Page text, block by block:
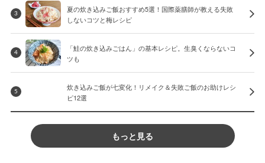
3
夏の炊き込みご飯おすすめ5選！国際薬膳師が教える失敗
しないコツと梅レシピ
4
「鮭の炊き込みごはん」の基本レシピ。生臭くならないコ
ツも
5
炊き込みご飯が七変化！リメイク＆失敗ご飯のお助けレシ
ピ12選
もっと見る